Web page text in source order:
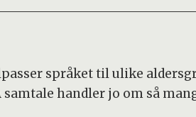
språket til ulike
handler jo om så